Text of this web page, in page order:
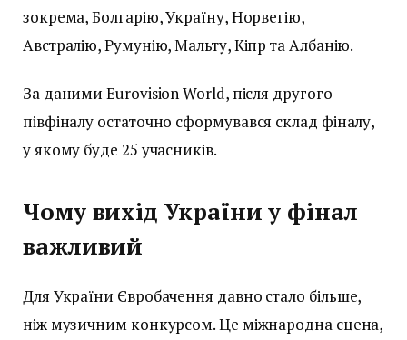
зокрема, Болгарію, Україну, Норвегію,
Австралію, Румунію, Мальту, Кіпр та Албанію.
За даними Eurovision World, після другого
півфіналу остаточно сформувався склад фіналу,
у якому буде 25 учасників.
Чому вихід України у фінал
важливий
Для України Євробачення давно стало більше,
ніж музичним конкурсом. Це міжнародна сцена,